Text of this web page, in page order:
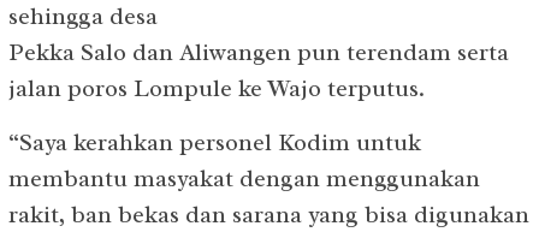
sehingga desa
Pekka Salo dan Aliwangen pun terendam serta
jalan poros Lompule ke Wajo terputus.
“Saya kerahkan personel Kodim untuk
membantu masyakat dengan menggunakan
rakit, ban bekas dan sarana yang bisa digunakan